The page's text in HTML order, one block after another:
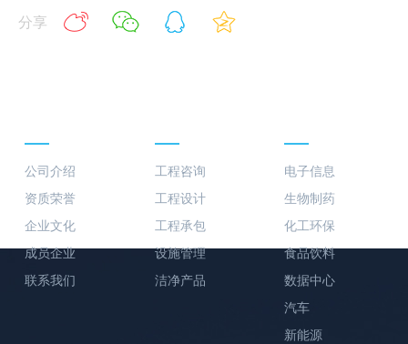
分享
公司介绍
资质荣誉
企业文化
成员企业
联系我们
工程咨询
工程设计
工程承包
设施管理
洁净产品
电子信息
生物制药
化工环保
食品饮料
数据中心
汽车
新能源